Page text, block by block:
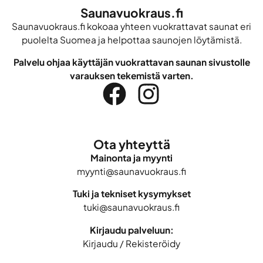
Saunavuokraus.fi
Saunavuokraus.fi kokoaa yhteen vuokrattavat saunat eri
puolelta Suomea ja helpottaa saunojen löytämistä.
Palvelu ohjaa käyttäjän vuokrattavan saunan sivustolle
varauksen tekemistä varten.
Ota yhteyttä
Mainonta ja myynti
myynti@saunavuokraus.fi
Tuki ja tekniset kysymykset
tuki@saunavuokraus.fi
Kirjaudu palveluun:
Kirjaudu / Rekisteröidy